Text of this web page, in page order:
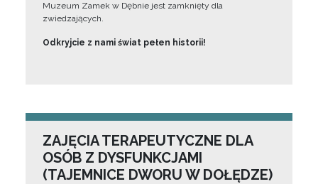
Muzeum Zamek w Dębnie jest zamknięty dla
zwiedzających.
Odkryjcie z nami świat pełen historii!
ZAJĘCIA TERAPEUTYCZNE DLA
OSÓB Z DYSFUNKCJAMI
(TAJEMNICE DWORU W DOŁĘDZE)